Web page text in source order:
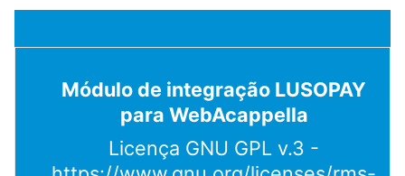
Módulo de integração LUSOPAY
para WebAcappella
Licença GNU GPL v.3 -